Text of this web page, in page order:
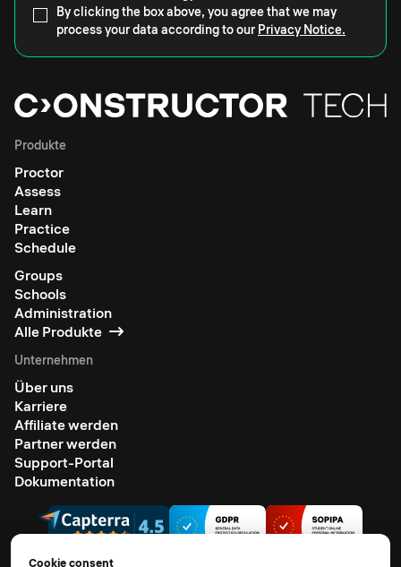
By clicking the box above, you agree that we may
process your data according to our Privacy Notice.
Produkte
Proctor
Assess
Learn
Practice
Schedule
Groups
Schools
Administration
Alle Produkte
Unternehmen
Über uns
Karriere
Affiliate werden
Partner werden
Support-Portal
Dokumentation
Cookie consent